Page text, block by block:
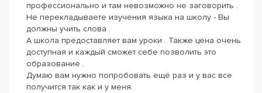
профессионально и там невозможно не заговорить .
Не перекладываете изучения языка на школу - Вы
должны учить слова .
А школа предоставляет вам уроки . Также цена очень
доступная и каждый сможет себе позволить это
образование .
Думаю вам нужно попробовать ещё раз и у вас все
получится так как и у меня.